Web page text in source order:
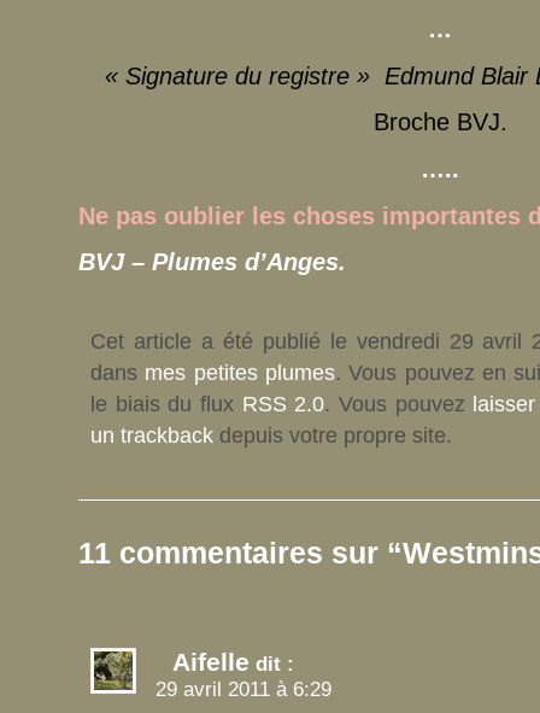
…
« Signature du registre » Edmund Blair
Broche BVJ.
…..
Ne pas oublier les choses importantes
BVJ – Plumes d’Anges.
Cet article a été publié le vendredi 29 avril
dans mes petites plumes. Vous pouvez en
le biais du flux RSS 2.0. Vous pouvez
un trackback depuis votre propre site.
11 commentaires sur
Aifelle dit :
29 avril 2011 à 6:29